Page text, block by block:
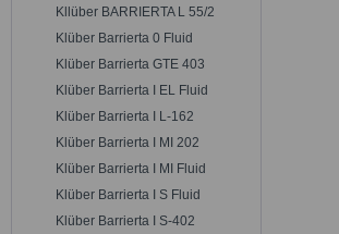
Kllüber BARRIERTA L 55/2
Klüber Barrierta 0 Fluid
Klüber Barrierta GTE 403
Klüber Barrierta I EL Fluid
Klüber Barrierta I L-162
Klüber Barrierta I MI 202
Klüber Barrierta I MI Fluid
Klüber Barrierta I S Fluid
Klüber Barrierta I S-402